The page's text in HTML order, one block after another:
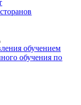
обучением
обучения по